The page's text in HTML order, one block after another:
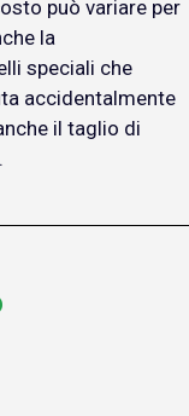
può variare per
la
speciali che
accidentalmente
il taglio di